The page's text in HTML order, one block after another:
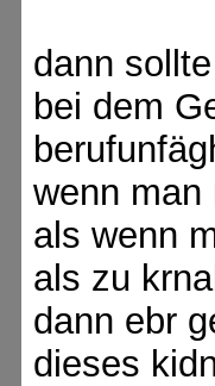
dann
bei dem
wenn man
als wenn
als zu
dann ebr
dieses